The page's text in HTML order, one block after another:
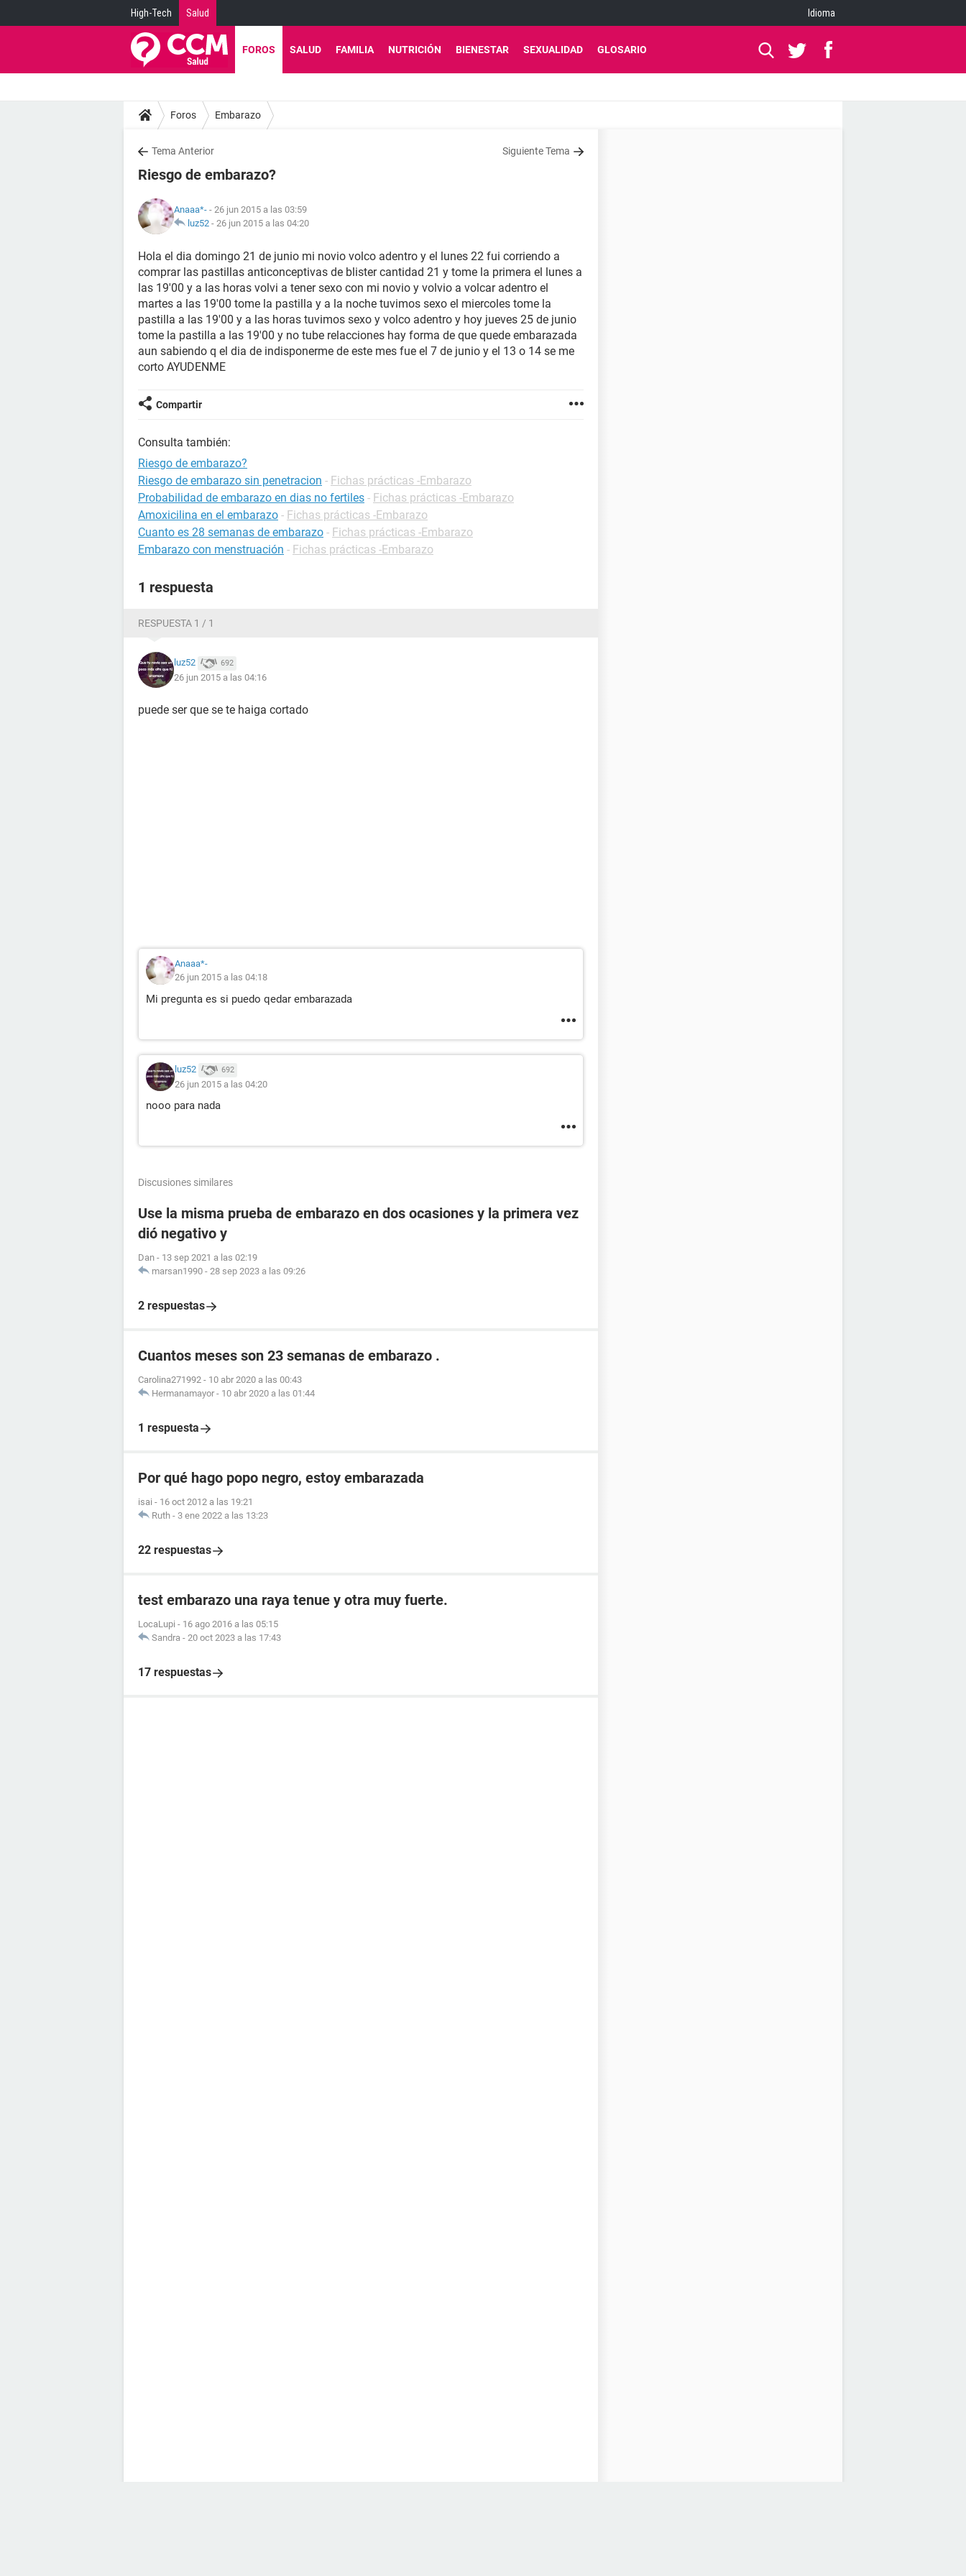
High-Tech Salud Idioma
FOROS SALUD FAMILIA NUTRICIÓN BIENESTAR SEXUALIDAD GLOSARIO
Foros Embarazo
Tema Anterior Siguiente Tema
Riesgo de embarazo?
Anaaa*- - 26 jun 2015 a las 03:59
luz52 - 26 jun 2015 a las 04:20
Hola el dia domingo 21 de junio mi novio volco adentro y el lunes 22 fui corriendo a
comprar las pastillas anticonceptivas de blister cantidad 21 y tome la primera el lunes a
las 19'00 y a las horas volvi a tener sexo con mi novio y volvio a volcar adentro el
martes a las 19'00 tome la pastilla y a la noche tuvimos sexo el miercoles tome la
pastilla a las 19'00 y a las horas tuvimos sexo y volco adentro y hoy jueves 25 de junio
tome la pastilla a las 19'00 y no tube relacciones hay forma de que quede embarazada
aun sabiendo q el dia de indisponerme de este mes fue el 7 de junio y el 13 o 14 se me
corto AYUDENME
Compartir
Consulta también:
Riesgo de embarazo?
Riesgo de embarazo sin penetracion - Fichas prácticas -Embarazo
Probabilidad de embarazo en dias no fertiles - Fichas prácticas -Embarazo
Amoxicilina en el embarazo - Fichas prácticas -Embarazo
Cuanto es 28 semanas de embarazo - Fichas prácticas -Embarazo
Embarazo con menstruación - Fichas prácticas -Embarazo
1 respuesta
RESPUESTA 1 / 1
luz52 692
26 jun 2015 a las 04:16
puede ser que se te haiga cortado
Anaaa*-
26 jun 2015 a las 04:18
Mi pregunta es si puedo qedar embarazada
luz52 692
26 jun 2015 a las 04:20
nooo para nada
Discusiones similares
Use la misma prueba de embarazo en dos ocasiones y la primera vez
dió negativo y
Dan - 13 sep 2021 a las 02:19
marsan1990 - 28 sep 2023 a las 09:26
2 respuestas
Cuantos meses son 23 semanas de embarazo .
Carolina271992 - 10 abr 2020 a las 00:43
Hermanamayor - 10 abr 2020 a las 01:44
1 respuesta
Por qué hago popo negro, estoy embarazada
isai - 16 oct 2012 a las 19:21
Ruth - 3 ene 2022 a las 13:23
22 respuestas
test embarazo una raya tenue y otra muy fuerte.
LocaLupi - 16 ago 2016 a las 05:15
Sandra - 20 oct 2023 a las 17:43
17 respuestas